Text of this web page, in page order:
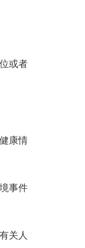
或者
康情
事件
关人